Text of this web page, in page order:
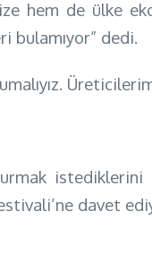
hem de ülke
bulamıyor” dedi.
istediklerini
davet